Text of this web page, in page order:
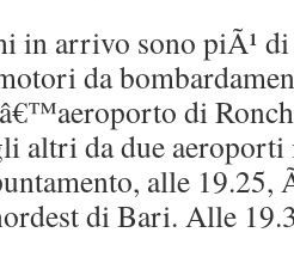
in arrivo sono piÃ¹
da
di
altri da due
alle 19.25,
di Bari. Alle